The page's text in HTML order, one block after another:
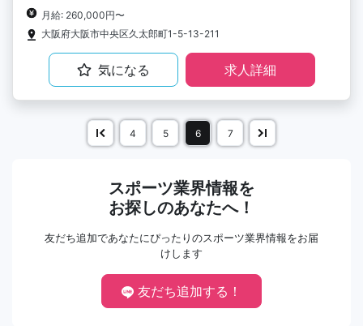
月給: 260,000円〜
大阪府大阪市中央区久太郎町1-5-13-211
気になる 求人詳細
4 5 6 7
スポーツ業界情報を
お探しのあなたへ！
友だち追加であなたにぴったりのスポーツ業界情報をお届
けします
友だち追加する！